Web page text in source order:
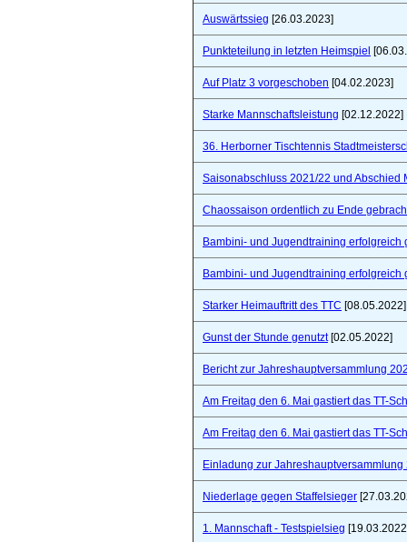
Auswärtssieg [26.03.2023]
Punkteteilung in letzten Heimspiel
Auf Platz 3 vorgeschoben [04.02.2023]
Starke Mannschaftsleistung [02.12.2022]
36. Herborner Tischtennis
Saisonabschluss 2021/22 und Abschied
Chaossaison ordentlich zu Ende
Bambini- und Jugendtraining erfolgreich
Bambini- und Jugendtraining erfolgreich
Starker Heimauftritt des TTC [08.05.2022]
Gunst der Stunde genutzt[02.05.2022]
Bericht zur Jahreshauptversammlung
Am Freitag den 6. Mai gastiert das TT-
Am Freitag den 6. Mai gastiert das TT-
Einladung zur Jahreshauptversammlung
Niederlage gegen Staffelsieger
1. Mannschaft - Testspielsieg